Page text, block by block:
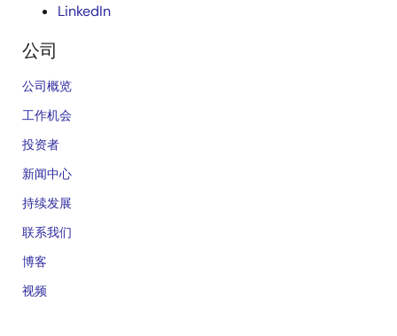
LinkedIn
公司
公司概览
工作机会
投资者
新闻中心
持续发展
联系我们
博客
视频